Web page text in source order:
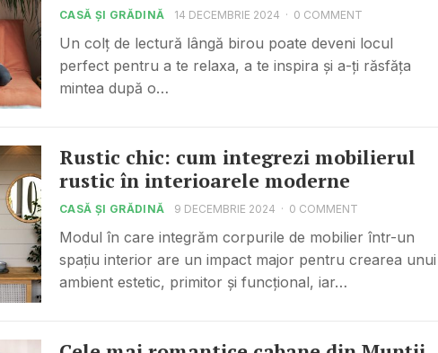
CASĂ ȘI GRĂDINĂ 14 DECEMBRIE 2024 · 0 COMMENT
Un colț de lectură lângă birou poate deveni locul
perfect pentru a te relaxa, a te inspira și a-ți răsfăța
mintea după o…
Rustic chic: cum integrezi mobilierul
rustic în interioarele moderne
CASĂ ȘI GRĂDINĂ 9 DECEMBRIE 2024 · 0 COMMENT
Modul în care integrăm corpurile de mobilier într-un
spațiu interior are un impact major pentru crearea unui
ambient estetic, primitor și funcțional, iar…